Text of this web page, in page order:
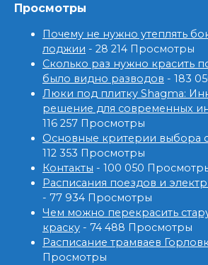
Просмотры
Почему не нужно утеплять
лоджии - 28 214 Просмотры
Сколько раз нужно красить
было видно разводов - 183
Люки под плитку Shagma:
решение для современных
116 257 Просмотры
Основные критерии выбора
112 353 Просмотры
Контакты - 100 050
Расписания поездов и
- 77 934 Просмотры
Чем можно перекрасить
краску - 74 488 Просмотры
Расписание трамваев
Просмотры